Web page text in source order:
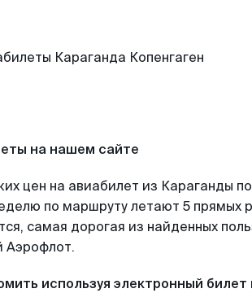
на нашем сайте
цен на авиабилет из Караганды
по маршруту летают 5 прямых
самая дорогая из найденных
Аэрофлот.
используя электронный